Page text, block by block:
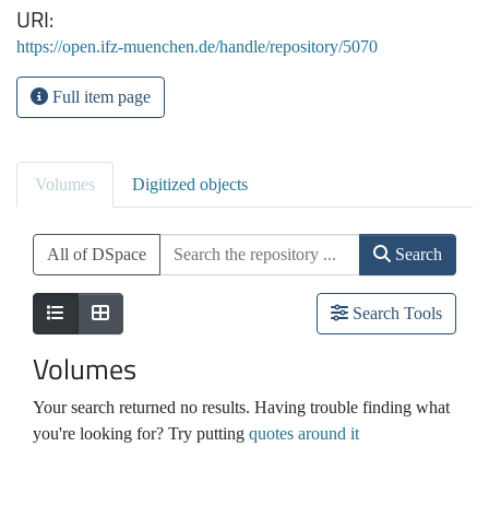
URI
https://open.ifz-muenchen.de/handle/repository/5070
Full item page
Volumes Digitized objects
All of DSpace Search
Search Tools
Volumes
Your search returned no results. Having trouble finding what
you're looking for? Try putting quotes around it